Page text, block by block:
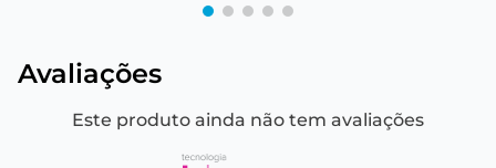
Avaliações
Este produto ainda não tem avaliações